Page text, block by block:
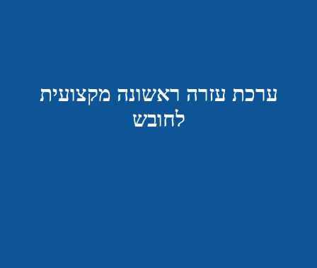
ערכת עזרה ראשונה מקצועית
לחובש